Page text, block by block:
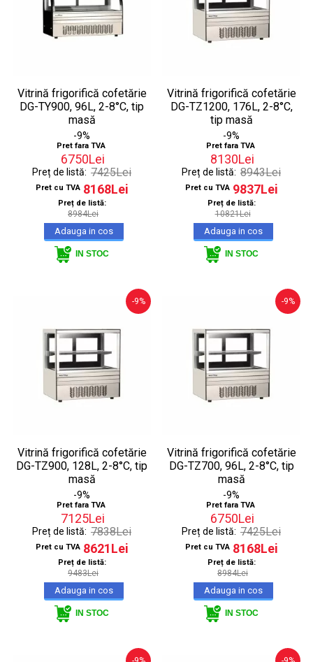
Vitrină frigorifică cofetărie
DG-TY900, 96L, 2-8°C, tip
masă
-9%
Pret fara TVA
6750Lei
Preț de listă: 7425Lei
Pret cu TVA 8168Lei
Preț de listă:
8984Lei
IN STOC
Vitrină frigorifică cofetărie
DG-TZ1200, 176L, 2-8°C,
tip masă
-9%
Pret fara TVA
8130Lei
Preț de listă: 8943Lei
Pret cu TVA 9837Lei
Preț de listă:
10821Lei
IN STOC
-9%
Vitrină frigorifică cofetărie
DG-TZ900, 128L, 2-8°C, tip
masă
-9%
Pret fara TVA
7125Lei
Preț de listă: 7838Lei
Pret cu TVA 8621Lei
Preț de listă:
9483Lei
IN STOC
-9%
Vitrină frigorifică cofetărie
DG-TZ700, 96L, 2-8°C, tip
masă
-9%
Pret fara TVA
6750Lei
Preț de listă: 7425Lei
Pret cu TVA 8168Lei
Preț de listă:
8984Lei
IN STOC